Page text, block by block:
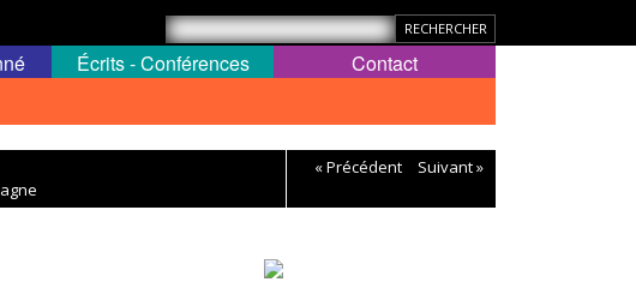
Écrits - Conférences Contact
« Précédent Suivant »